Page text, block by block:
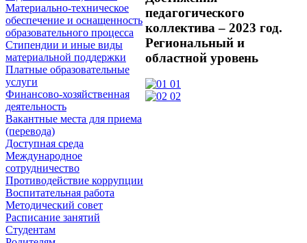
Материально-техническое
обеспечение и оснащенность
образовательного процесса
Стипендии и иные виды
материальной поддержки
Платные образовательные
услуги
Финансово-хозяйственная
деятельность
Вакантные места для приема
(перевода)
Доступная среда
Международное
сотрудничество
Противодействие коррупции
Воспитательная работа
Методический совет
Расписание занятий
Студентам
педагогического
коллектива – 2023 год.
Региональный и
областной уровень
01
02